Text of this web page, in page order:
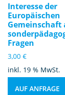
Interesse der
Europäischen
Gemeinschaft
Fragen
3,00 €
inkl. 19 % MwSt.
AUF ANFRAGE